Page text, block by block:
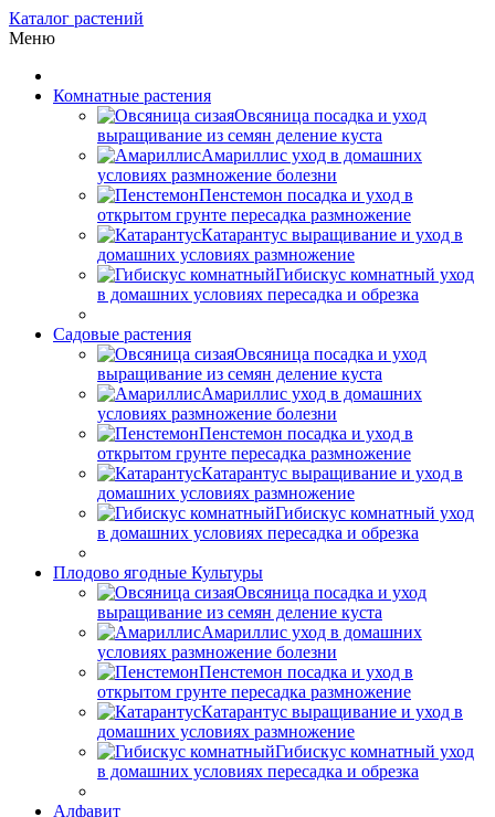
Каталог растений
Меню
Комнатные растения
Овсяница посадка и уход
выращивание из семян деление куста
Амариллис уход в домашних
условиях размножение болезни
Пенстемон посадка и уход в
открытом грунте пересадка размножение
Катарантус выращивание и уход в
домашних условиях размножение
Гибискус комнатный уход
в домашних условиях пересадка и обрезка
Садовые растения
Овсяница посадка и уход
выращивание из семян деление куста
Амариллис уход в домашних
условиях размножение болезни
Пенстемон посадка и уход в
открытом грунте пересадка размножение
Катарантус выращивание и уход в
домашних условиях размножение
Гибискус комнатный уход
в домашних условиях пересадка и обрезка
Плодово ягодные Культуры
Овсяница посадка и уход
выращивание из семян деление куста
Амариллис уход в домашних
условиях размножение болезни
Пенстемон посадка и уход в
открытом грунте пересадка размножение
Катарантус выращивание и уход в
домашних условиях размножение
Гибискус комнатный уход
в домашних условиях пересадка и обрезка
Алфавит